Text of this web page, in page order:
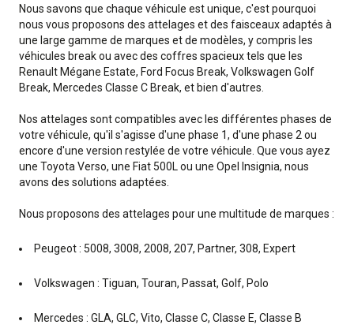
Nous savons que chaque véhicule est unique, c'est pourquoi
nous vous proposons des attelages et des faisceaux adaptés à
une large gamme de marques et de modèles, y compris les
véhicules break ou avec des coffres spacieux tels que les
Renault Mégane Estate, Ford Focus Break, Volkswagen Golf
Break, Mercedes Classe C Break, et bien d'autres.
Nos attelages sont compatibles avec les différentes phases de
votre véhicule, qu'il s'agisse d'une phase 1, d'une phase 2 ou
encore d'une version restylée de votre véhicule. Que vous ayez
une Toyota Verso, une Fiat 500L ou une Opel Insignia, nous
avons des solutions adaptées.
Nous proposons des attelages pour une multitude de marques :
Peugeot : 5008, 3008, 2008, 207, Partner, 308, Expert
Volkswagen : Tiguan, Touran, Passat, Golf, Polo
Mercedes : GLA, GLC, Vito, Classe C, Classe E, Classe B